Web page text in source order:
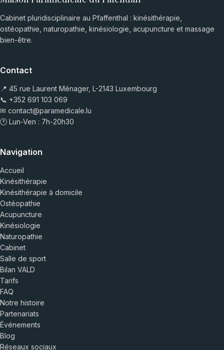
Cabinet pluridisciplinaire au Pfaffenthal : kinésithérapie,
ostéopathie, naturopathie, kinésiologie, acupuncture et massage
bien-être.
Contact
📍 45 rue Laurent Ménager, L-2143 Luxembourg
📞 +352 691 103 069
✉ contact@paramedicale.lu
🕐 Lun-Ven : 7h-20h30
Navigation
Accueil
Kinésithérapie
Kinésithérapie à domicile
Ostéopathie
Acupuncture
Kinésiologie
Naturopathie
Cabinet
Salle de sport
Bilan VALD
Tarifs
FAQ
Notre histoire
Partenariats
Événements
Blog
Réseaux sociaux